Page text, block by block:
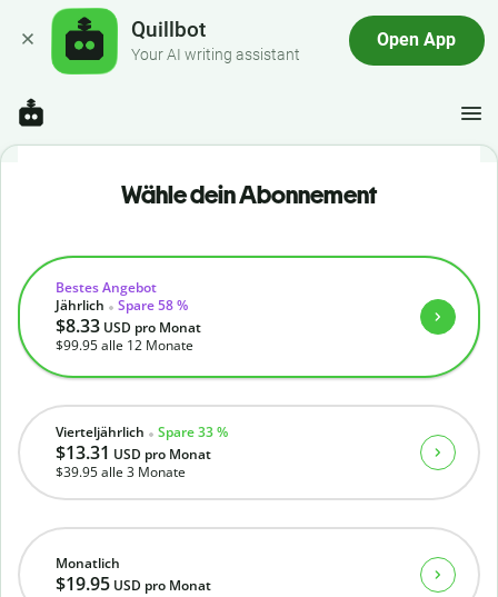
Quillbot
Your AI writing assistant
Open App
Wähle dein Abonnement
Monatlich
$19.95 USD pro Monat
Vierteljährlich Spare 33 %
$13.31 USD pro Monat
$39.95alle 3 Monate
Bestes Angebot
Jährlich
Spare 58 %
$8.33 USD pro Monat
$99.95alle 12 Monate